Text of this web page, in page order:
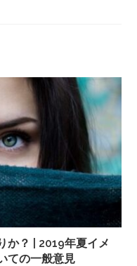
か？ | 2019年夏イメ
ての一般意見